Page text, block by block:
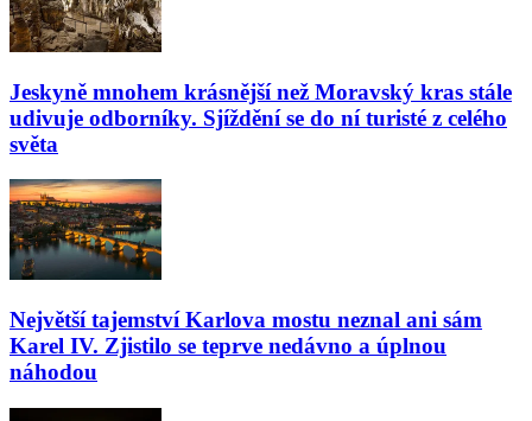
Jeskyně mnohem krásnější než Moravský kras stále
udivuje odborníky. Sjíždění se do ní turisté z celého
světa
Největší tajemství Karlova mostu neznal ani sám
Karel IV. Zjistilo se teprve nedávno a úplnou
náhodou